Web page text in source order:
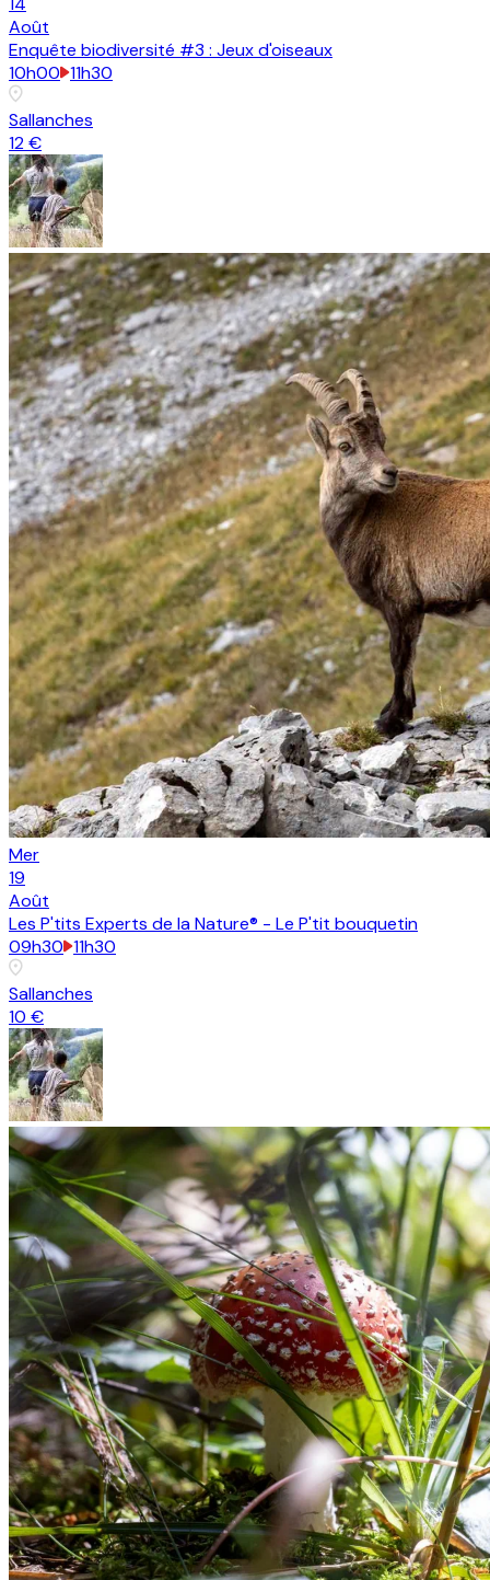
Août
Enquête biodiversité #3 : Jeux d'oiseaux
10h00 11h30
Sallanches
12 €
Mer
19
Août
Les P'tits Experts de la Nature® - Le P'tit bouquetin
09h30 11h30
Sallanches
10 €